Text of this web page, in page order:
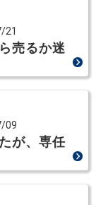
21
売るか迷
09
が、専任